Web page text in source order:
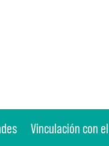
Vinculación con